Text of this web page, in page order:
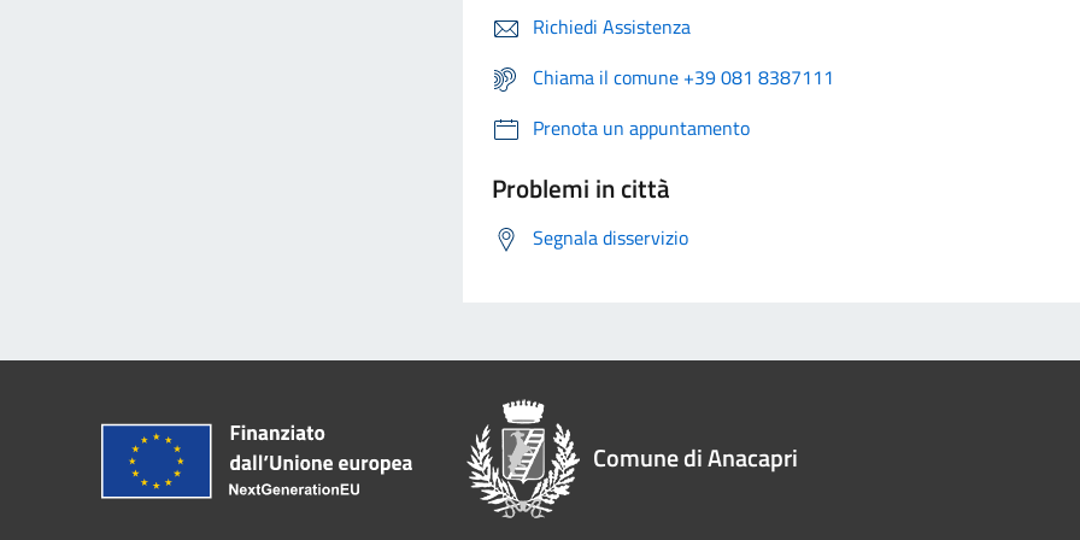
Richiedi Assistenza
Chiama il comune +39 081 8387111
Prenota un appuntamento
Problemi in città
Segnala disservizio
Comune di Anacapri